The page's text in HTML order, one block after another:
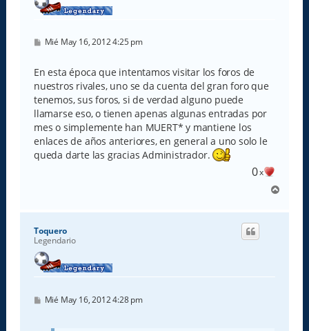
M
s
a
j
e
Mié May 16, 2012 4:25 pm
En esta época que intentamos visitar los foros de
nuestros rivales, uno se da cuenta del gran foro que
tenemos, sus foros, si de verdad alguno puede
llamarse eso, o tienen apenas algunas entradas por
mes o simplemente han MUERT* y mantiene los
enlaces de años anteriores, en general a uno solo le
queda darte las gracias Administrador.
0x
r
Toquero
Legendario
M
Mié May 16, 2012 4:28 pm